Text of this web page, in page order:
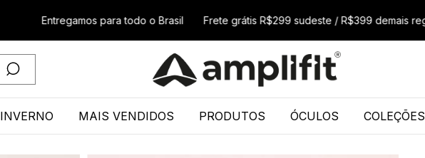
Entregamos para todo o Brasil Frete grátis R$299 sudeste / R$399 demais regiões
INVERNO MAIS VENDIDOS PRODUTOS ÓCULOS COLEÇÕES